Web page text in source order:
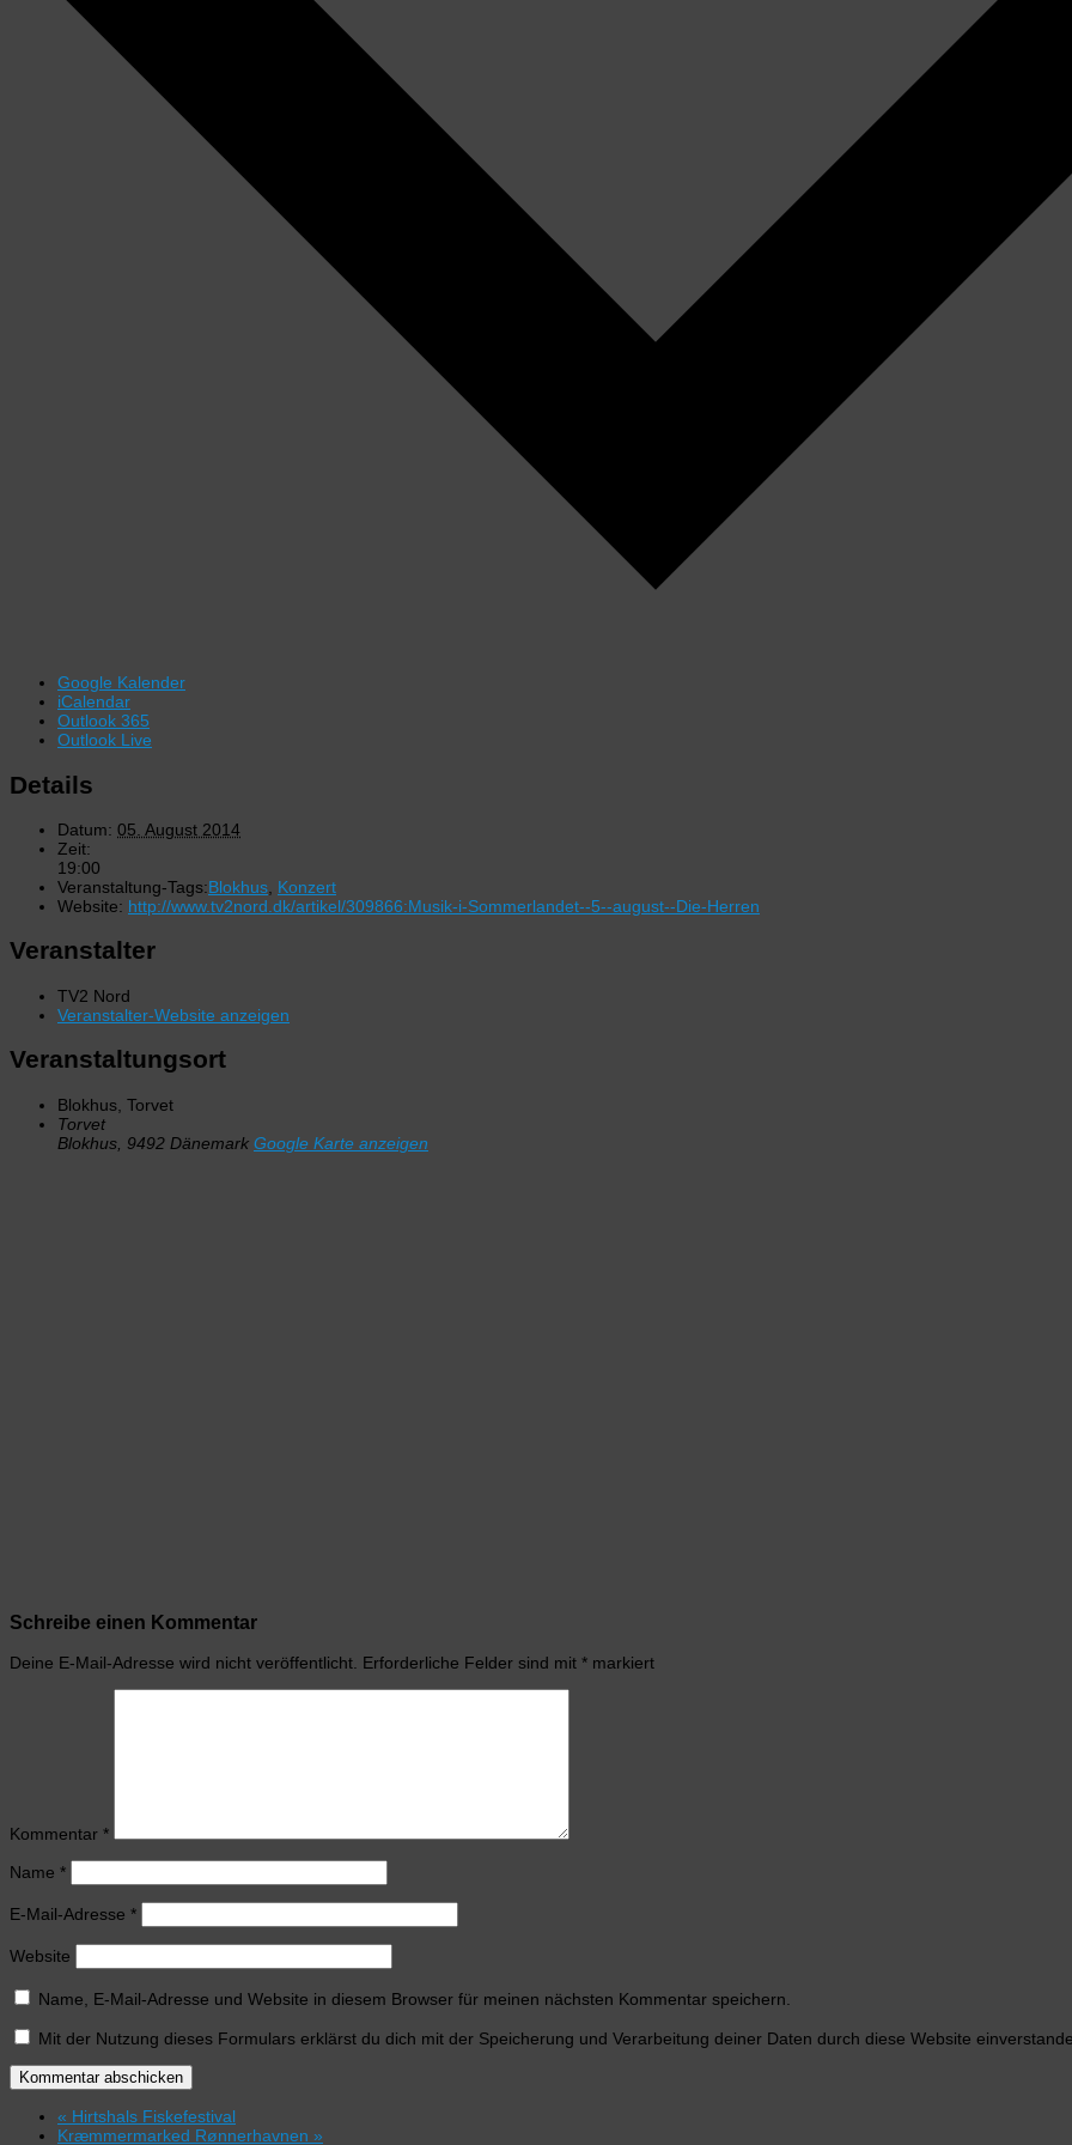
Google Kalender
iCalendar
Outlook 365
Outlook Live
Details
Datum: 05. August 2014
Zeit:
19:00
Veranstaltung-Tags:Blokhus Konzert
Website: http://www.tv2nord.dk/artikel/309866:Musik-i-Sommerlandet--5--august--Die-Herren
Veranstalter
TV2 Nord
Veranstalter-Website anzeigen
Veranstaltungsort
Blokhus, Torvet
Torvet
Blokhus 9492 Dänemark Google Karte anzeigen
Schreibe einen Kommentar
Deine E-Mail-Adresse wird nicht veröffentlicht. Erforderliche Felder sind mit * markiert
Kommentar *
Name *
E-Mail-Adresse *
Website
Name, E-Mail-Adresse und Website in diesem Browser für meinen nächsten Kommentar speichern.
Mit der Nutzung dieses Formulars erklärst du dich mit der Speicherung und Verarbeitung deiner Daten durch diese Website
« Hirtshals Fiskefestival
Kræmmermarked Rønnerhavnen »